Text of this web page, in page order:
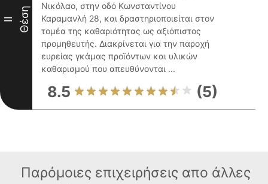
II Θέση
Νικόλαο, στην οδό Κωνσταντίνου
Καραμανλή 28, και δραστηριοποιείται στον
τομέα της καθαριότητας ως αξιόπιστος
προμηθευτής. Διακρίνεται για την παροχή
ευρείας γκάμας προϊόντων και υλικών
καθαρισμού που απευθύνονται ...
8.5 (5)
Παρόμοιες επιχειρήσεις απο άλλες